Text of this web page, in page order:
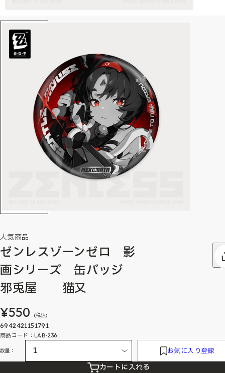
人気商品
ゼンレスゾーンゼロ 影
画シリーズ 缶バッジ
邪兎屋 猫又
¥550 (税込)
6942421151791
商品コード：LAB-236
数量： お気に入り登録
カートに入れる